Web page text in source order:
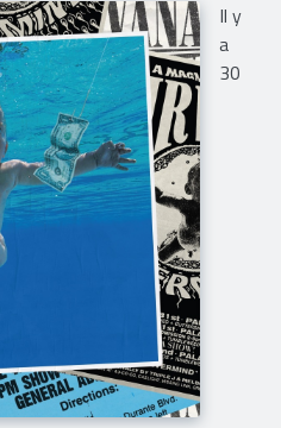
Il y
a
30